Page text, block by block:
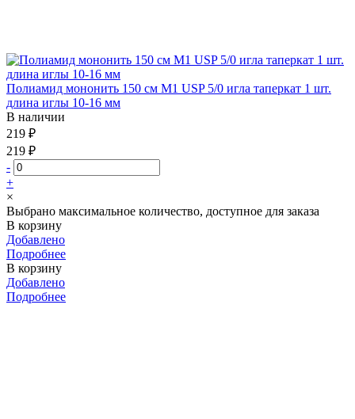
Полиамид мононить 150 см М1 USP 5/0 игла таперкат 1 шт.
длина иглы 10-16 мм
В наличии
219 ₽
219 ₽
-
+
×
Выбрано максимальное количество, доступное для заказа
В корзину
Добавлено
Подробнее
В корзину
Добавлено
Подробнее